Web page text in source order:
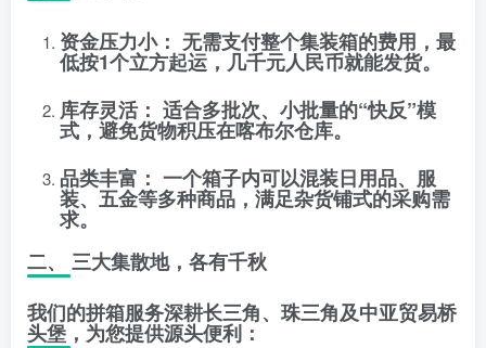
资金压力小： 无需支付整个集装箱的费用，最
低按1个立方起运，几千元人民币就能发货。
库存灵活： 适合多批次、小批量的“快反”模
式，避免货物积压在喀布尔仓库。
品类丰富： 一个箱子内可以混装日用品、服
装、五金等多种商品，满足杂货铺式的采购需
求。
二、 三大集散地，各有千秋
我们的拼箱服务深耕长三角、珠三角及中亚贸易桥
头堡，为您提供源头便利：